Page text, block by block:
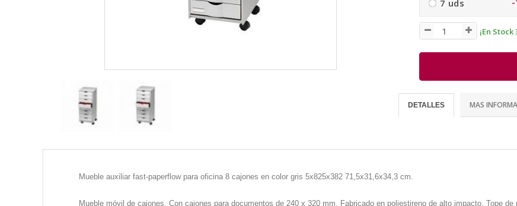
7 uds
¡En Stock
DETALLES MAS
Mueble auxiliar fast-paperflow para oficina 8 cajones en color gris 5x825x382 71,5x31,6x34,3 cm.
Mueble móvil de cajones. Con cajones para documentos de 240 x 320 mm. Fabricado en poliestireno de alto impacto. Tope